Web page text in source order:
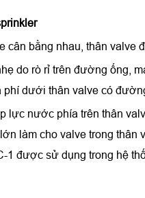
bằng nhau, thân valve
do rò rỉ trên đường ống,
dưới thân valve có
nước phía trên thân
làm cho valve trong thân
được sử dụng trong hệ